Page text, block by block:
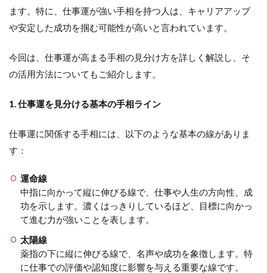
ます。特に、仕事運が強い手相を持つ人は、キャリアアップ
や安定した成功を掴む可能性が高いと言われています。
今回は、仕事運が高まる手相の見分け方を詳しく解説し、そ
の活用方法についてもご紹介します。
1. 仕事運を見分ける基本の手相ライン
仕事運に関係する手相には、以下のような基本の線がありま
す：
運命線
中指に向かって縦に伸びる線で、仕事や人生の方向性、成
功を示します。濃くはっきりしているほど、目標に向かっ
て進む力が強いことを表します。
太陽線
薬指の下に縦に伸びる線で、名声や成功を象徴します。特
に仕事での評価や認知度に影響を与える重要な線です。